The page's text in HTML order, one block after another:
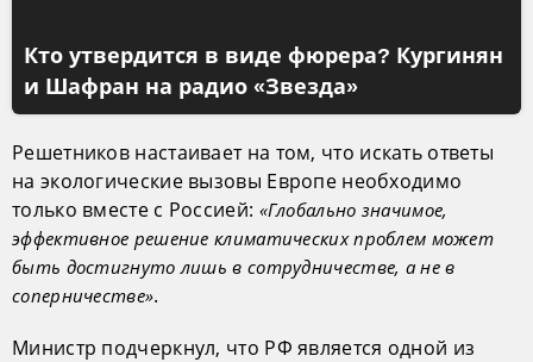
Кто утвердится в виде фюрера? Кургинян
и Шафран на радио «Звезда»
Решетников настаивает на том, что искать ответы
на экологические вызовы Европе необходимо
только вместе с Россией: «Глобально значимое,
эффективное решение климатических проблем может
быть достигнуто лишь в сотрудничестве, а не в
соперничестве».
Министр подчеркнул, что РФ является одной из